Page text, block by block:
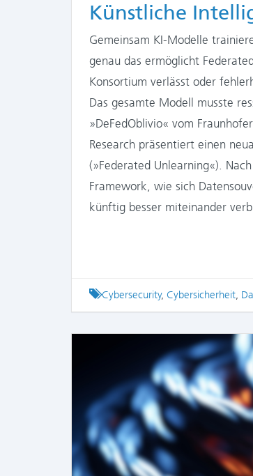
Künstliche
Gemeinsam KI-Modelle
genau das ermöglicht
Konsortium verlässt oder
Das gesamte Modell musste
»DeFedOblivio« vom
Research präsentiert einen
(»Federated Unlearning«).
Framework, wie sich
künftig besser miteinander
Tagged
Cybersecurity, Cybersicherheit,